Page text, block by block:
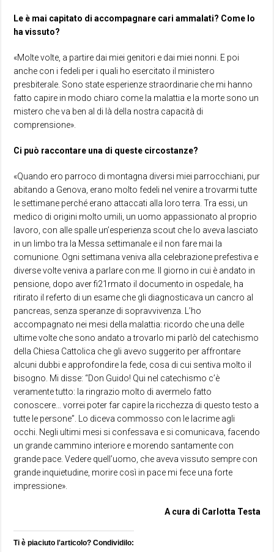
Le è mai capitato di accompagnare cari ammalati? Come lo
ha vissuto?
«Molte volte, a partire dai miei genitori e dai miei nonni. E poi
anche con i fedeli per i quali ho esercitato il ministero
presbiterale. Sono state esperienze straordinarie che mi hanno
fatto capire in modo chiaro come la malattia e la morte sono un
mistero che va ben al di là della nostra capacità di
comprensione».
Ci può raccontare una di queste circostanze?
«Quando ero parroco di montagna diversi miei parrocchiani, pur
abitando a Genova, erano molto fedeli nel venire a trovarmi tutte
le settimane perché erano attaccati alla loro terra. Tra essi, un
medico di origini molto umili, un uomo appassionato al proprio
lavoro, con alle spalle un’esperienza scout che lo aveva lasciato
in un limbo tra la Messa settimanale e il non fare mai la
comunione. Ogni settimana veniva alla celebrazione prefestiva e
diverse volte veniva a parlare con me. Il giorno in cui è andato in
pensione, dopo aver fi21rmato il documento in ospedale, ha
ritirato il referto di un esame che gli diagnosticava un cancro al
pancreas, senza speranze di sopravvivenza. L’ho
accompagnato nei mesi della malattia: ricordo che una delle
ultime volte che sono andato a trovarlo mi parlò del catechismo
della Chiesa Cattolica che gli avevo suggerito per affrontare
alcuni dubbi e approfondire la fede, cosa di cui sentiva molto il
bisogno. Mi disse: “Don Guido! Qui nel catechismo c’è
veramente tutto: la ringrazio molto di avermelo fatto
conoscere… vorrei poter far capire la ricchezza di questo testo a
tutte le persone”. Lo diceva commosso con le lacrime agli
occhi. Negli ultimi mesi si confessava e si comunicava, facendo
un grande cammino interiore e morendo santamente con
grande pace. Vedere quell’uomo, che aveva vissuto sempre con
grande inquietudine, morire così in pace mi fece una forte
impressione».
A cura di Carlotta Testa
Ti è piaciuto l'articolo? Condividilo: